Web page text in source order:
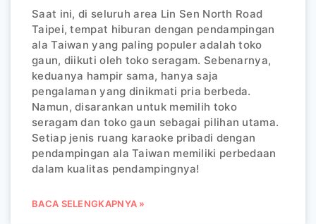
Saat ini, di seluruh area Lin Sen North Road
Taipei, tempat hiburan dengan pendampingan
ala Taiwan yang paling populer adalah toko
gaun, diikuti oleh toko seragam. Sebenarnya,
keduanya hampir sama, hanya saja
pengalaman yang dinikmati pria berbeda.
Namun, disarankan untuk memilih toko
seragam dan toko gaun sebagai pilihan utama.
Setiap jenis ruang karaoke pribadi dengan
pendampingan ala Taiwan memiliki perbedaan
dalam kualitas pendampingnya!
BACA SELENGKAPNYA »